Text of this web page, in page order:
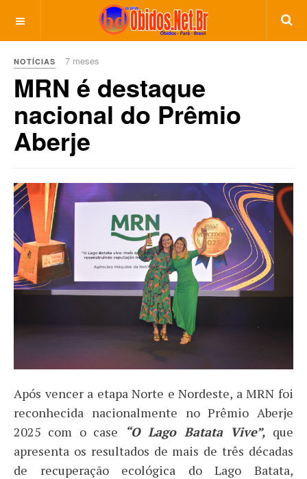
NOTÍCIAS 7 meses
MRN é destaque
nacional do Prêmio
Aberje
Após vencer a etapa Norte e Nordeste, a MRN foi
reconhecida nacionalmente no Prêmio Aberje
2025 com o case
“O Lago Batata Vive”, que
apresenta os resultados de mais de três décadas
de recuperação ecológica do Lago Batata,